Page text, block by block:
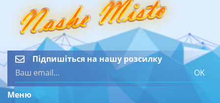
Підпишіться на нашу розсилку
OK
Меню